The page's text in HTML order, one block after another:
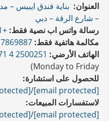
العنوان:
– شارع الرقة – دبي
رسالة واتس اب نصية فقط: +971 55 8377872
مكالمة هاتفية فقط: 7869887 50 971+
الهاتف الأرضي: 2500251 4 971+
Monday to Friday)
للحصول على استشارة:
[email protected]
/
[email protected]
لاستفسارات المبيعات:
[email protected]
/
[email protected]